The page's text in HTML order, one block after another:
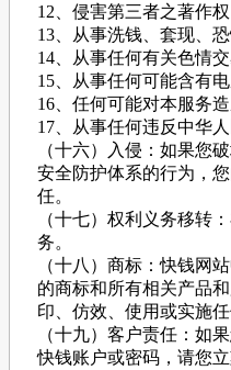
12、侵害第三者之著作
13、从事洗钱、套现、
14、从事任何有关色情交
15、从事任何可能含有
16、任何可能对本服务
17、从事任何违反中华
（十六）入侵：如果您
安全防护体系的行为，
任。
（十七）权利义务移转
务。
（十八）商标：快钱网
的商标和所有相关产品
印、仿效、使用或实施任
（十九）客户责任：如
快钱账户或密码，请您